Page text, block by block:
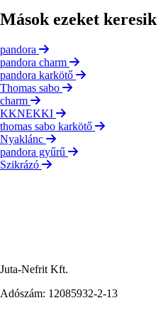
Mások ezeket keresik
pandora
pandora charm
pandora karkötő
Thomas sabo
charm
KKNEKKI
thomas sabo karkötő
Nyaklánc
pandora gyűrű
Szikrázó
Juta-Nefrit Kft.
Adószám: 12085932-2-13